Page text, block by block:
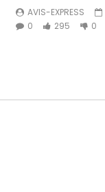
AVIS-EXPRESS
0
295 0